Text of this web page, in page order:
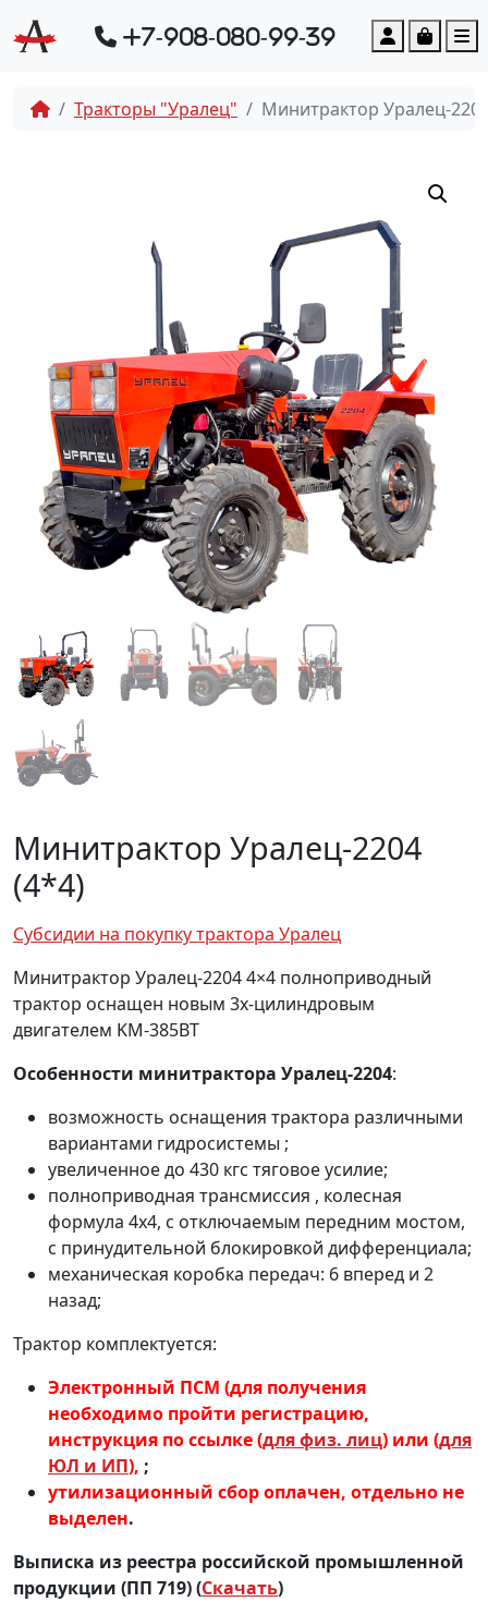
+7-908-080-99-39 Account
Cart
Тракторы "Уралец" Минитрактор Уралец-
Минитрактор Уралец-2204
(4*4)
Субсидии на покупку трактора Уралец
Минитрактор Уралец-2204 4×4 полноприводный
трактор оснащен новым 3х-цилиндровым
двигателем KM-385ВТ
Особенности минитрактора Уралец-2204:
возможность оснащения трактора различными
вариантами гидросистемы ;
увеличенное до 430 кгс тяговое усилие;
полноприводная трансмиссия , колесная
формула 4х4, с отключаемым передним мостом,
с принудительной блокировкой дифференциала;
механическая коробка передач: 6 вперед и 2
назад;
Трактор комплектуется:
Электронный ПСМ (для получения
необходимо пройти регистрацию,
инструкция по ссылке (для физ. лиц) или (для
ЮЛ и ИП), ;
утилизационный сбор оплачен, отдельно не
выделен.
Выписка из реестра российской промышленной
продукции (ПП 719) (Скачать)